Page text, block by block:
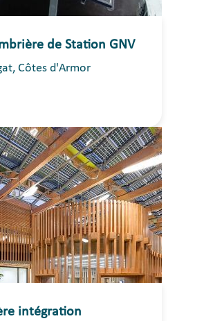
de Station GNV
Côtes d'Armor
intégration